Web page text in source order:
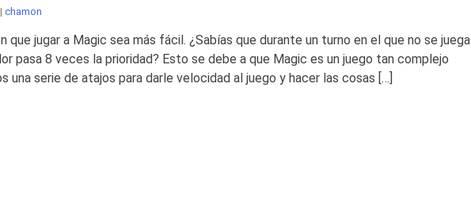
| chamon
que jugar a Magic sea más fácil. ¿Sabías que durante un turno en el que no se juega
pasa 8 veces la prioridad? Esto se debe a que Magic es un juego tan complejo
una serie de atajos para darle velocidad al juego y hacer las cosas […]